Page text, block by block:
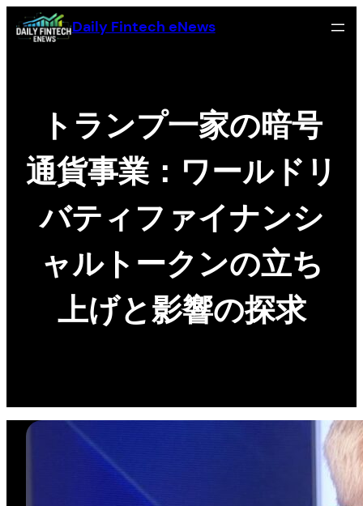
Skip
to
Daily Fintech eNews
トランプ一家の暗号
通貨事業：ワールドリ
バティファイナンシ
ャルトークンの立ち
上げと影響の探求